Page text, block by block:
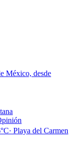
México, desde
°C· Playa del Carmen